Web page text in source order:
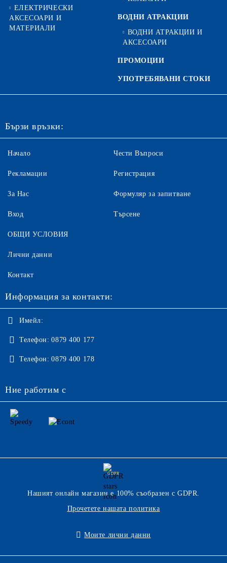
ЕЛЕКТРИЧЕСКИ
АКСЕСОАРИ И
МАТЕРИАЛИ
ВОДНИ АТРАКЦИИ
ВОДНИ АТРАКЦИИ И
АКСЕСОАРИ
ПРОМОЦИИ
УПОТРЕБЯВАНИ СТОКИ
Бързи връзки:
Начало
Рекламации
За Нас
Вход
Чести Въпроси
Регистрация
Формуляр за запитване
Търсене
ОБЩИ УСЛОВИЯ
Лични данни
Контакт
Информация за контакти:
Имейл:
Телефон: 0879 400 177
Телефон: 0879 400 178
Ние работим с
GDPR
Нашият онлайн магазин е 100% съобразен с GDPR.
Прочетете нашата политика
Моите лични данни